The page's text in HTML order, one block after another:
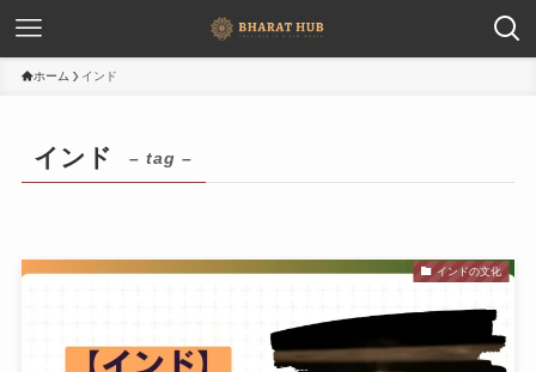
ホーム インド
インド – tag –
インドの文化